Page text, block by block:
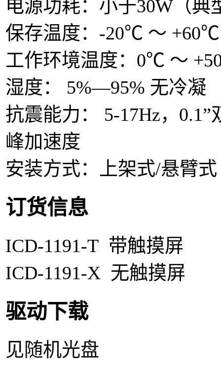
电源功耗：小于30W（典
保存温度：-20℃ ～ +60℃
工作环境温度：0℃ ～
湿度： 5%—95% 无冷凝
抗震能力： 5-17Hz，0.1”
峰加速度
安装方式：上架式/悬臂式
订货信息
ICD-1191-T 带触摸屏
ICD-1191-X 无触摸屏
驱动下载
见随机光盘